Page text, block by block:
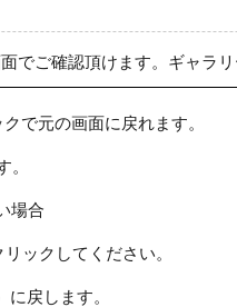
でご確認頂けます。ギャラ
で元の画面に戻れます。
。
場合
ックしてください。
戻します。